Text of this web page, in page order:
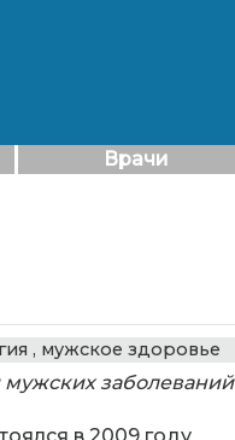
Врачи
, мужское здоровье
заболеваний